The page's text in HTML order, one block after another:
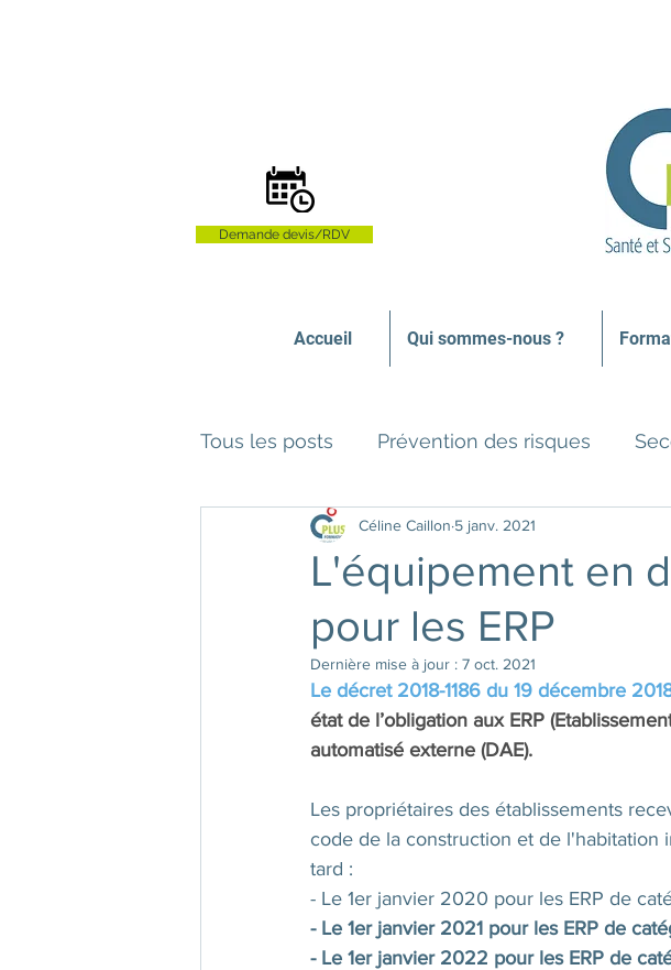
Demande devis/RDV
Accueil Qui sommes-nous ?
Tous les posts Prévention des risques
Formation INTER
L'équipement en
pour les ERP
Céline Caillon 5 janv. 2021
Dernière mise à jour : 7 oct. 2021
Le décret 2018-1186 du 19 décembre
état de l’obligation aux ERP
automatisé externe (DAE).
Les propriétaires des établissements
code de la construction et de l'habitation
tard :
- Le 1er janvier 2020 pour les ERP de
- Le 1er janvier 2021 pour les ERP de
- Le 1er janvier 2022 pour les ERP de